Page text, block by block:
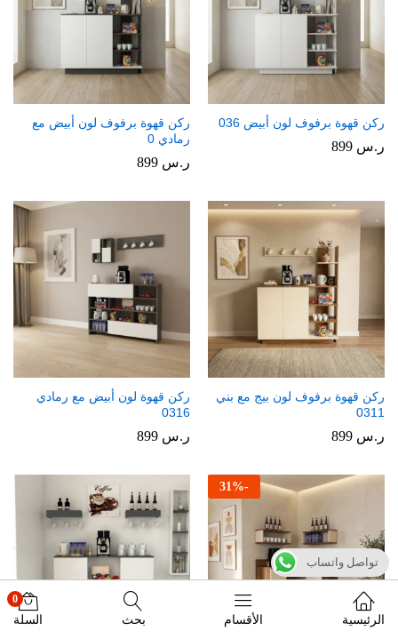
ركن قهوة برفوف لون أبيض 036
ر.س
ركن قهوة برفوف لون أبيض مع
رمادي 0
ر.س
ركن قهوة برفوف لون بيج مع بني
0311
ر.س
ركن قهوة لون أبيض مع رمادي
0316
ر.س
-
31 %
الرئيسية الأقسام بحث
0
السلة
تواصل واتساب